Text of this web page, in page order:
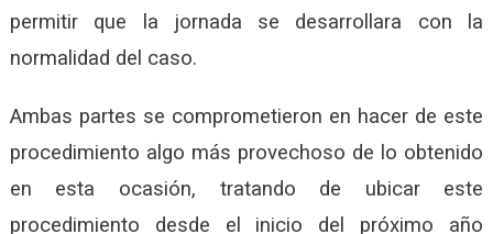
permitir que la jornada se desarrollara con la
normalidad del caso.
Ambas partes se comprometieron en hacer de este
procedimiento algo más provechoso de lo obtenido
en esta ocasión, tratando de ubicar este
procedimiento desde el inicio del próximo año